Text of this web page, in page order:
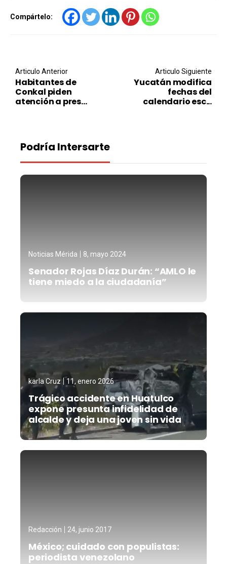
Compártelo:
Post navigation
Articulo Anterior
Habitantes de
Conkal piden
atención a pres...
Articulo Siguiente
Yucatán modifica
fechas del
calendario esc...
Podría Intersarte
Noticias Mérida 8, mayo 2024
Senador Rojas Díaz Durán: “AMLO le
tiene miedo a la ciudadanía”
karla Cruz 11, enero 2026
Trágico accidente en Huatulco
expone presunta infidelidad de
alcalde y deja una joven sin vida
Redacción 24, junio 2017
México; cuidado con populistas:
periodista venezolano